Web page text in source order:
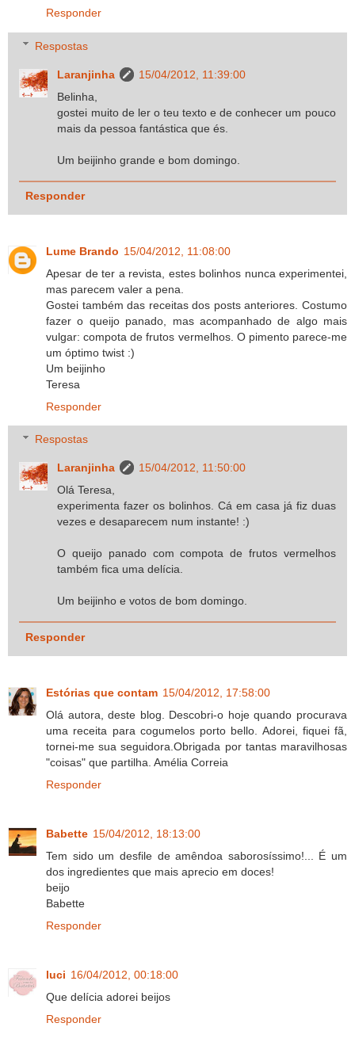
Responder
Respostas
Laranjinha
15/04/2012, 11:39:00
Belinha,
gostei muito de ler o teu texto e de conhecer um pouco
mais da pessoa fantástica que és.
Um beijinho grande e bom domingo.
Responder
Lume Brando 15/04/2012, 11:08:00
Apesar de ter a revista, estes bolinhos nunca experimentei,
mas parecem valer a pena.
Gostei também das receitas dos posts anteriores. Costumo
fazer o queijo panado, mas acompanhado de algo mais
vulgar: compota de frutos vermelhos. O pimento parece-me
um óptimo twist :)
Um beijinho
Teresa
Responder
Respostas
Laranjinha
15/04/2012, 11:50:00
Olá Teresa,
experimenta fazer os bolinhos. Cá em casa já fiz duas
vezes e desaparecem num instante! :)
O queijo panado com compota de frutos vermelhos
também fica uma delícia.
Um beijinho e votos de bom domingo.
Responder
Estórias que contam 15/04/2012, 17:58:00
Olá autora, deste blog. Descobri-o hoje quando procurava
uma receita para cogumelos porto bello. Adorei, fiquei fã,
tornei-me sua seguidora.Obrigada por tantas maravilhosas
"coisas" que partilha. Amélia Correia
Responder
Babette 15/04/2012, 18:13:00
Tem sido um desfile de amêndoa saborosíssimo!... É um
dos ingredientes que mais aprecio em doces!
beijo
Babette
Responder
luci 16/04/2012, 00:18:00
Que delícia adorei beijos
Responder